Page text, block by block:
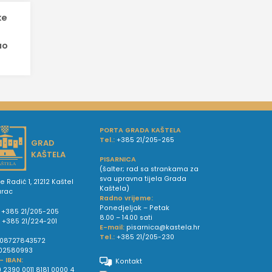
GRAD
KAŠTELA
Radić 1, 21212 Kaštel
+385 21/205-205
+385 21/224-201
08727843572
IBAN:
2390 0011 8181 0000 4
PORTA GRADA KAŠTELA
Tel.: +385 21/205-265
PISARNICA
(šalter; rad sa strankama za
sva upravna tijela Grada
Kaštela)
Radno vrijeme:
Ponedjeljak – Petak
8.00 – 14.00 sati
E-mail: pisarnica@kastela.hr
Tel.: +385 21/205-230
Kontakt